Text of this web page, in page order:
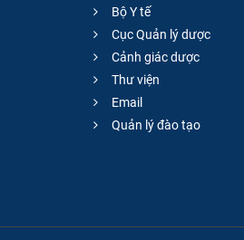
Bộ Y tế
Cục Quản lý dược
Cảnh giác dược
Thư viện
Email
Quản lý đào tạo